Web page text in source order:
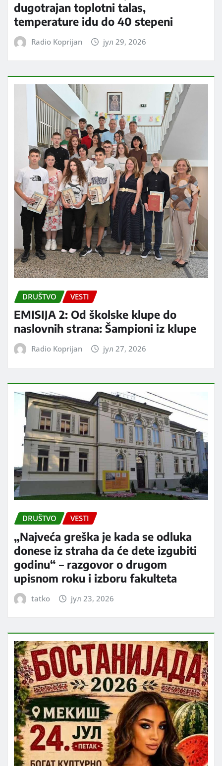
dugotrajan toplotni talas,
temperature idu do 40 stepeni
Radio Koprijan јул 29, 2026
DRUŠTVO VESTI
EMISIJA 2: Od školske klupe do
naslovnih strana: Šampioni iz klupe
Radio Koprijan јул 27, 2026
DRUŠTVO VESTI
„Najveća greška je kada se odluka
donese iz straha da će dete izgubiti
godinu“ – razgovor o drugom
upisnom roku i izboru fakulteta
tatko јул 23, 2026